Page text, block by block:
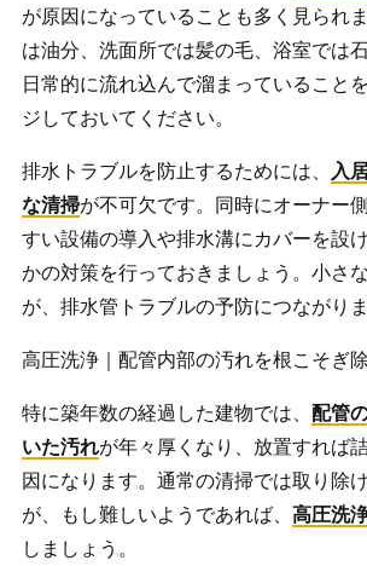
が原因になっていることも多く見られ
は油分、洗面所では髪の毛、浴室では
日常的に流れ込んで溜まっていること
ジしておいてください。
排水トラブルを防止するためには、
入
な清掃が不可欠です。同時にオーナー
すい設備の導入や排水溝にカバーを設
かの対策を行っておきましょう。小さ
が、排水管トラブルの予防につながりま
高圧洗浄｜配管内部の汚れを根こそぎ
特に築年数の経過した建物では、 配管
いた汚れが年々厚くなり、放置すれば
因になります。通常の清掃では取り除
が、もし難しいようであれば、 高圧洗
しましょう。